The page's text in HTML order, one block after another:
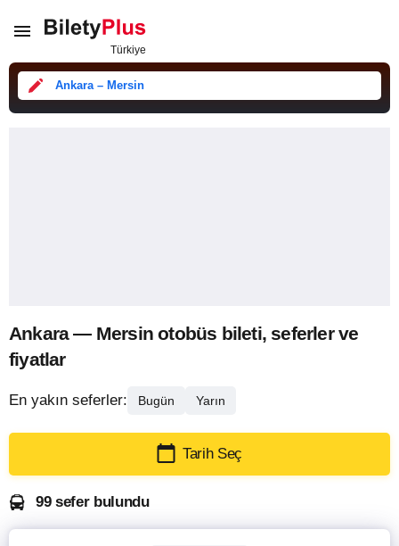
Ankara – Mersin
Ankara — Mersin otobüs bileti, seferler ve
fiyatlar
En yakın seferler: Bugün Yarın
Tarih Seç
99 sefer bulundu